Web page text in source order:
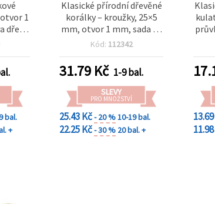
1
dřeva
bal.
+
Klasické přírodní dřevěné
korálky – kroužky, 25×5
mm, otvor 1 mm, sada 10
ks pro šperky a kreativní
Kód: 112342
31.79 Kč 1-9 bal.
SLEVY
PRO MNOŽSTVÍ
25.43 Kč- 20 %10-19 bal.
22.25 Kč- 30 % 20 bal. +